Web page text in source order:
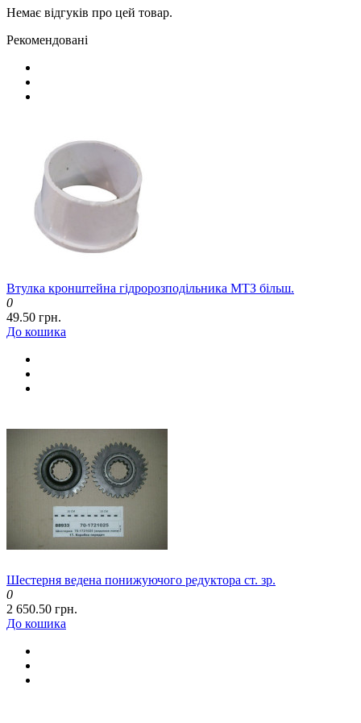
Немає відгуків про цей товар.
Рекомендовані
Втулка кронштейна гідророзподільника МТЗ більш.
0
49.50 грн.
До кошика
Шестерня ведена понижуючого редуктора ст. зр.
0
2 650.50 грн.
До кошика